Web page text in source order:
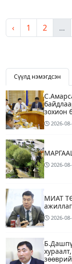
‹ 1 2 ...
Сүүлд нэмэгдсэн
зохион
2026-
2026-
МИАТ
2026-